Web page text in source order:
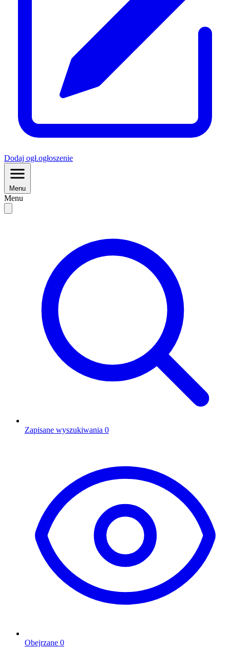
Dodaj ogł.ogłoszenie
Menu
Menu
Zapisane wyszukiwania 0
Obejrzane 0